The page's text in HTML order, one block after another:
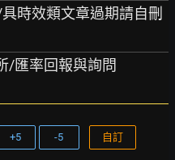
時效類文章過期請自刪
/匯率回報與詢問
+5 -5 自訂